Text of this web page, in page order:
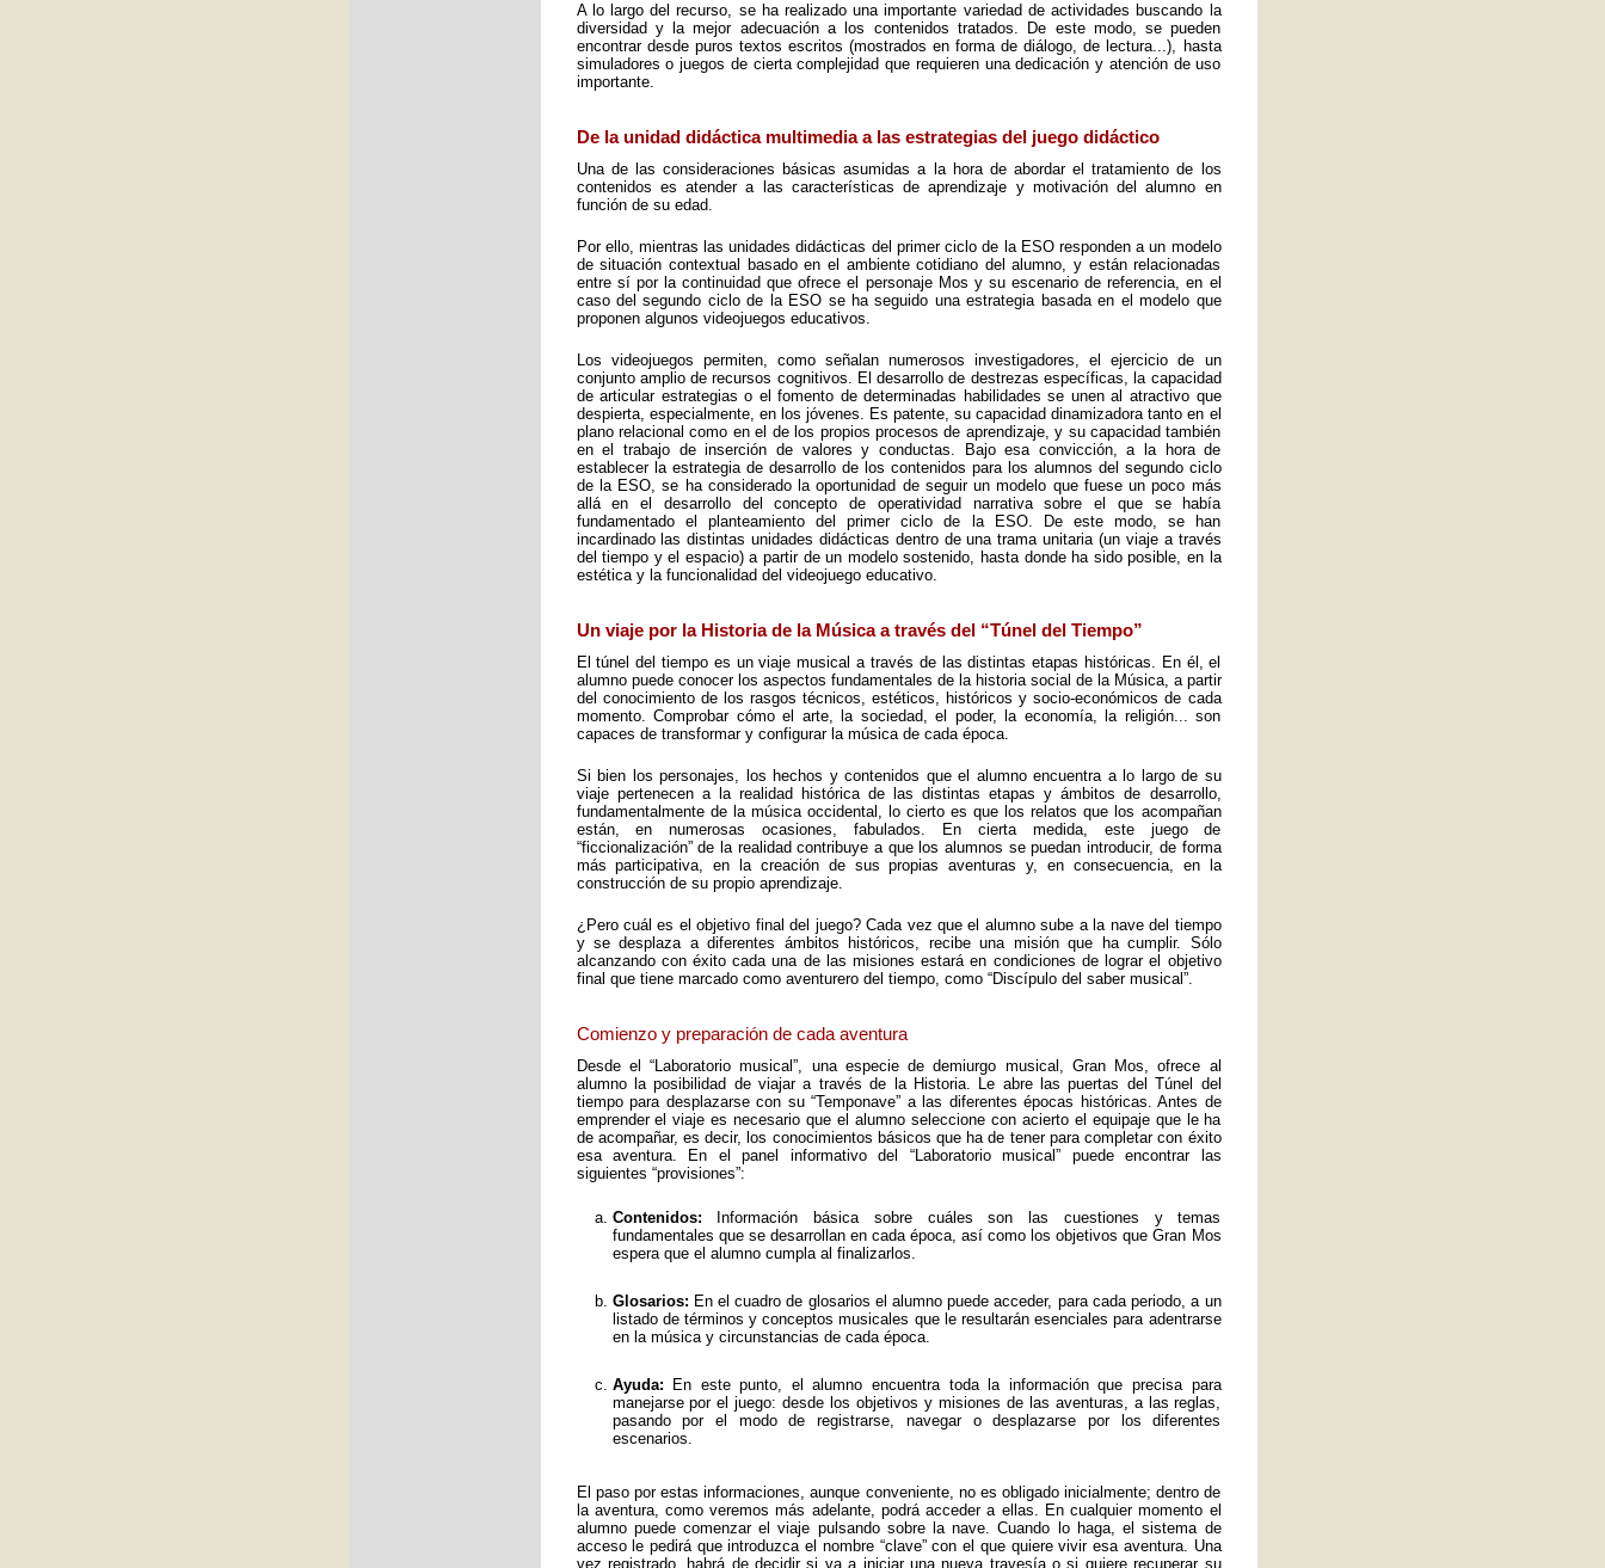
A lo largo del recurso, se ha realizado una importante variedad de actividades buscando la
diversidad y la mejor adecuación a los contenidos tratados. De este modo, se pueden
encontrar desde puros textos escritos (mostrados en forma de diálogo, de lectura...), hasta
simuladores o juegos de cierta complejidad que requieren una dedicación y atención de uso
importante.
De la unidad didáctica multimedia a las estrategias del juego didáctico
Una de las consideraciones básicas asumidas a la hora de abordar el tratamiento de los
contenidos es atender a las características de aprendizaje y motivación del alumno en
función de su edad.
Por ello, mientras las unidades didácticas del primer ciclo de la ESO responden a un modelo
de situación contextual basado en el ambiente cotidiano del alumno, y están relacionadas
entre sí por la continuidad que ofrece el personaje Mos y su escenario de referencia, en el
caso del segundo ciclo de la ESO se ha seguido una estrategia basada en el modelo que
proponen algunos videojuegos educativos.
Los videojuegos permiten, como señalan numerosos investigadores, el ejercicio de un
conjunto amplio de recursos cognitivos. El desarrollo de destrezas específicas, la capacidad
de articular estrategias o el fomento de determinadas habilidades se unen al atractivo que
despierta, especialmente, en los jóvenes. Es patente, su capacidad dinamizadora tanto en el
plano relacional como en el de los propios procesos de aprendizaje, y su capacidad también
en el trabajo de inserción de valores y conductas. Bajo esa convicción, a la hora de
establecer la estrategia de desarrollo de los contenidos para los alumnos del segundo ciclo
de la ESO, se ha considerado la oportunidad de seguir un modelo que fuese un poco más
allá en el desarrollo del concepto de operatividad narrativa sobre el que se había
fundamentado el planteamiento del primer ciclo de la ESO. De este modo, se han
incardinado las distintas unidades didácticas dentro de una trama unitaria (un viaje a través
del tiempo y el espacio) a partir de un modelo sostenido, hasta donde ha sido posible, en la
estética y la funcionalidad del videojuego educativo.
Un viaje por la Historia de la Música a través del “Túnel del Tiempo”
El túnel del tiempo es un viaje musical a través de las distintas etapas históricas. En él, el
alumno puede conocer los aspectos fundamentales de la historia social de la Música, a partir
del conocimiento de los rasgos técnicos, estéticos, históricos y socio-económicos de cada
momento. Comprobar cómo el arte, la sociedad, el poder, la economía, la religión... son
capaces de transformar y configurar la música de cada época.
Si bien los personajes, los hechos y contenidos que el alumno encuentra a lo largo de su
viaje pertenecen a la realidad histórica de las distintas etapas y ámbitos de desarrollo,
fundamentalmente de la música occidental, lo cierto es que los relatos que los acompañan
están, en numerosas ocasiones, fabulados. En cierta medida, este juego de
“ficcionalización” de la realidad contribuye a que los alumnos se puedan introducir, de forma
más participativa, en la creación de sus propias aventuras y, en consecuencia, en la
construcción de su propio aprendizaje.
¿Pero cuál es el objetivo final del juego? Cada vez que el alumno sube a la nave del tiempo
y se desplaza a diferentes ámbitos históricos, recibe una misión que ha cumplir. Sólo
alcanzando con éxito cada una de las misiones estará en condiciones de lograr el objetivo
final que tiene marcado como aventurero del tiempo, como “Discípulo del saber musical”.
Comienzo y preparación de cada aventura
Desde el “Laboratorio musical”, una especie de demiurgo musical, Gran Mos, ofrece al
alumno la posibilidad de viajar a través de la Historia. Le abre las puertas del Túnel del
tiempo para desplazarse con su “Temponave” a las diferentes épocas históricas. Antes de
emprender el viaje es necesario que el alumno seleccione con acierto el equipaje que le ha
de acompañar, es decir, los conocimientos básicos que ha de tener para completar con éxito
esa aventura. En el panel informativo del “Laboratorio musical” puede encontrar las
siguientes “provisiones”:
Contenidos: Información básica sobre cuáles son las cuestiones y temas
fundamentales que se desarrollan en cada época, así como los objetivos que Gran Mos
espera que el alumno cumpla al finalizarlos.
Glosarios: En el cuadro de glosarios el alumno puede acceder, para cada periodo, a un
listado de términos y conceptos musicales que le resultarán esenciales para adentrarse
en la música y circunstancias de cada época.
Ayuda: En este punto, el alumno encuentra toda la información que precisa para
manejarse por el juego: desde los objetivos y misiones de las aventuras, a las reglas,
pasando por el modo de registrarse, navegar o desplazarse por los diferentes
escenarios.
El paso por estas informaciones, aunque conveniente, no es obligado inicialmente; dentro de
la aventura, como veremos más adelante, podrá acceder a ellas. En cualquier momento el
alumno puede comenzar el viaje pulsando sobre la nave. Cuando lo haga, el sistema de
acceso le pedirá que introduzca el nombre “clave” con el que quiere vivir esa aventura. Una
vez registrado, habrá de decidir si va a iniciar una nueva travesía o si quiere recuperar su